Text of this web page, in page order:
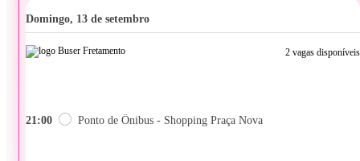
domingo, 13 de setembro
2 vagas disponíveis
21:00 Ponto de Ônibus - Shopping Praça Nova